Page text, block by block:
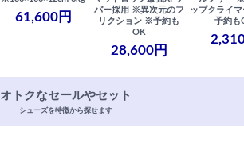
61,600円
バー採用 ※異次元のフ
リクション ※予約も
OK
28,600円
ップクライ
予約も
オトクなセールやセット
シューズを特徴から探せます